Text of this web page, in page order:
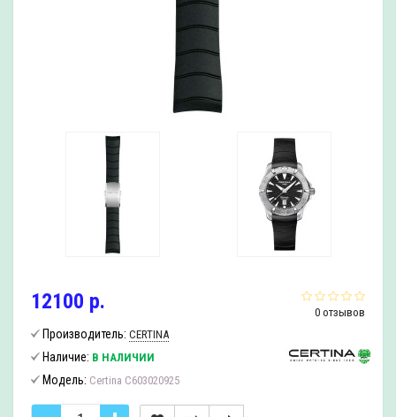
0 отзывов
12100 р.
Производитель: CERTINA
Наличие: В НАЛИЧИИ
Модель: Certina C603020925